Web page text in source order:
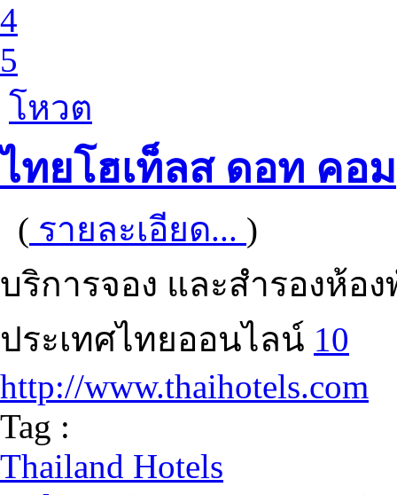
4
5
โหวต
ไทยโฮเท็ลส ดอท คอม
( รายละเอียด... )
บริการจอง และสำรองห้อ
ประเทศไทยออนไลน์ 10
http://www.thaihotels.com
Tag :
Thailand Hotels